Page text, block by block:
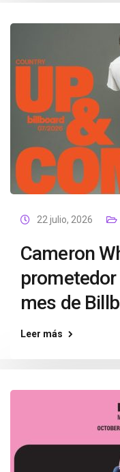
22 julio, 2026
Cameron
mes de
Leer más